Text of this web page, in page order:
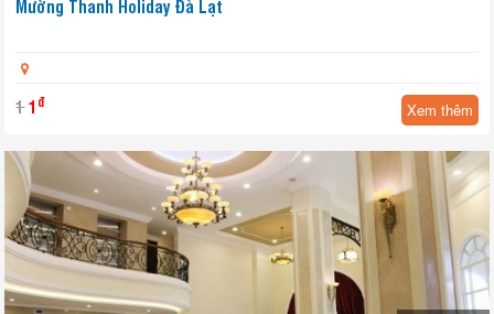
Mường Thanh Holiday Đà Lạt
11 đ Xem thêm